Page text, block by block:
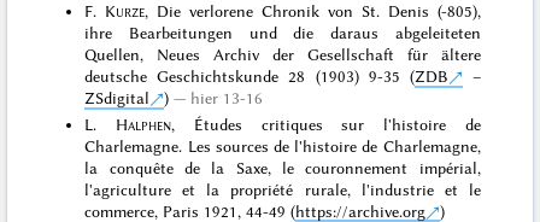
F. Kurze, Die verlorene Chronik von St. Denis (-805),
ihre Bearbeitungen und die daraus abgeleiteten
Quellen, Neues Archiv der Gesellschaft für ältere
deutsche Geschichtskunde 28 (1903) 9-35 (ZDB
–
ZSdigital
)
hier 13-16
L. Halphen, Études critiques sur l'histoire de
Charlemagne. Les sources de l'histoire de Charlemagne,
la conquête de la Saxe, le couronnement impérial,
l'agriculture et la propriété rurale, l'industrie et le
commerce, Paris 1921, 44-49 (https://archive.org
)